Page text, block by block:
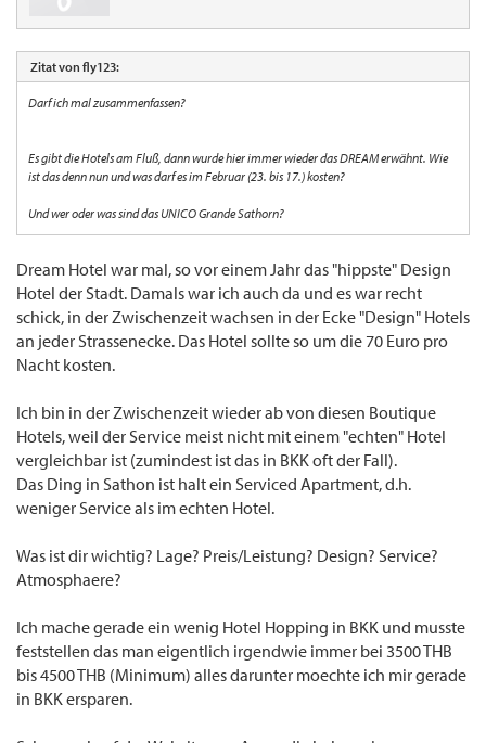
Zitat von fly123:
Darf ich mal zusammenfassen?
Es gibt die Hotels am Fluß, dann wurde hier immer wieder das DREAM erwähnt. Wie
ist das denn nun und was darf es im Februar (23. bis 17.) kosten?
Und wer oder was sind das UNICO Grande Sathorn?
Dream Hotel war mal, so vor einem Jahr das "hippste" Design
Hotel der Stadt. Damals war ich auch da und es war recht
schick, in der Zwischenzeit wachsen in der Ecke "Design" Hotels
an jeder Strassenecke. Das Hotel sollte so um die 70 Euro pro
Nacht kosten.
Ich bin in der Zwischenzeit wieder ab von diesen Boutique
Hotels, weil der Service meist nicht mit einem "echten" Hotel
vergleichbar ist (zumindest ist das in BKK oft der Fall).
Das Ding in Sathon ist halt ein Serviced Apartment, d.h.
weniger Service als im echten Hotel.
Was ist dir wichtig? Lage? Preis/Leistung? Design? Service?
Atmosphaere?
Ich mache gerade ein wenig Hotel Hopping in BKK und musste
feststellen das man eigentlich irgendwie immer bei 3500 THB
bis 4500 THB (Minimum) alles darunter moechte ich mir gerade
in BKK ersparen.